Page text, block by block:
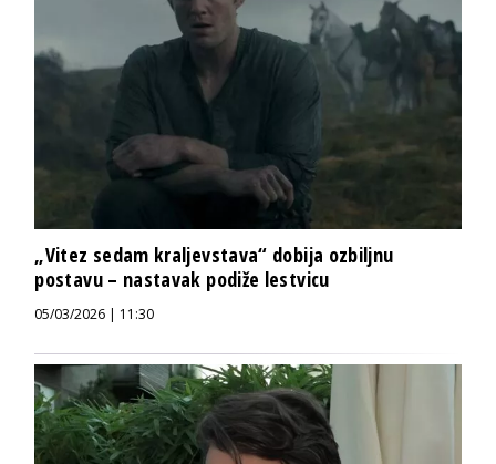
„Vitez sedam kraljevstava“ dobija ozbiljnu
postavu – nastavak podiže lestvicu
05/03/2026 | 11:30